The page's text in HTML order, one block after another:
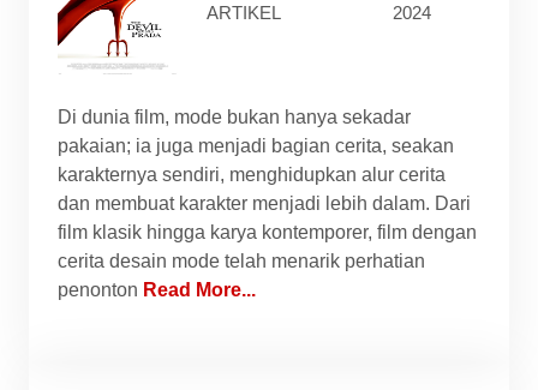
ARTIKEL
2024
Di dunia film, mode bukan hanya sekadar
pakaian; ia juga menjadi bagian cerita, seakan
karakternya sendiri, menghidupkan alur cerita
dan membuat karakter menjadi lebih dalam. Dari
film klasik hingga karya kontemporer, film dengan
cerita desain mode telah menarik perhatian
penonton Read More...